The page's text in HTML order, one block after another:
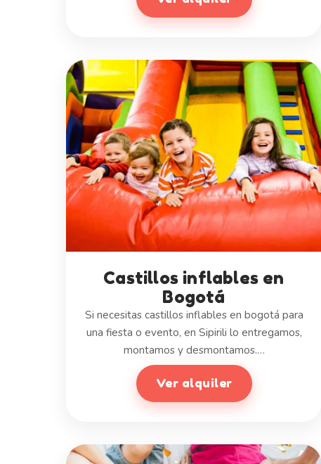
Castillos inflables en
Bogotá
Si necesitas castillos inflables en bogotá para
una fiesta o evento, en Sipirili lo entregamos,
montamos y desmontamos.…
Ver alquiler